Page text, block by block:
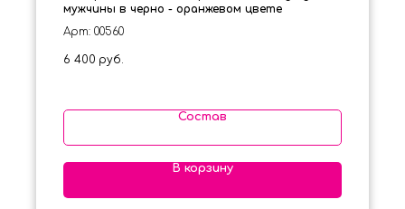
мужчины в черно - оранжевом цвете
Арт: 00560
6 400 руб.
Состав
В корзину